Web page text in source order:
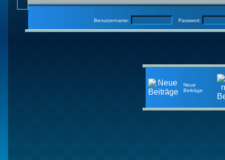
Benutzername: Passwort:
Neue
Beiträge